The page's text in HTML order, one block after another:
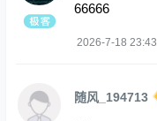
66666
2026-7-18 23:43
随风_194713